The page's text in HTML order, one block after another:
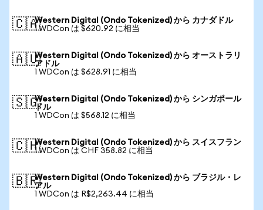
🇨🇦Western Digital (Ondo Tokenized) から カナダドル
1 WDCon は $620.92 に相当
🇦🇺Western Digital (Ondo Tokenized) から オーストラリ
アドル
1 WDCon は $628.91 に相当
🇸🇬Western Digital (Ondo Tokenized) から シンガポール
ドル
1 WDCon は $568.12 に相当
🇨🇭Western Digital (Ondo Tokenized) から スイスフラン
1 WDCon は CHF 358.82 に相当
🇧🇷Western Digital (Ondo Tokenized) から ブラジル・レ
アル
1 WDCon は R$2,263.44 に相当